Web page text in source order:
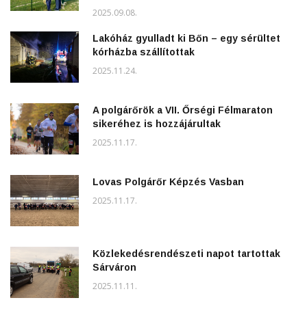
2025.09.08.
Lakóház gyulladt ki Bőn – egy sérültet
kórházba szállítottak
2025.11.24.
A polgárőrök a VII. Őrségi Félmaraton
sikeréhez is hozzájárultak
2025.11.17.
Lovas Polgárőr Képzés Vasban
2025.11.17.
Közlekedésrendészeti napot tartottak
Sárváron
2025.11.11.